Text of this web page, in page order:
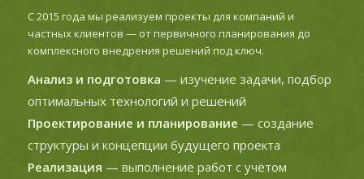
С 2015 года мы реализуем проекты для компаний и
частных клиентов — от первичного планирования до
комплексного внедрения решений под ключ.
Анализ и подготовка — изучение задачи, подбор
оптимальных технологий и решений
Проектирование и планирование — создание
структуры и концепции будущего проекта
Реализация — выполнение работ с учётом